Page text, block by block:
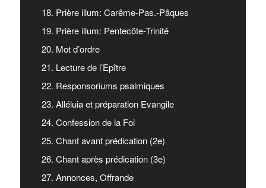
18. Prière illum: Carême-Pas.-Pâques
19. Prière illum: Pentecôte-Trinité
20. Mot d’ordre
21. Lecture de l’Epître
22. Responsoriums psalmiques
23. Alléluia et préparation Evangile
24. Confession de la Foi
25. Chant avant prédication (2e)
26. Chant après prédication (3e)
27. Annonces, Offrande